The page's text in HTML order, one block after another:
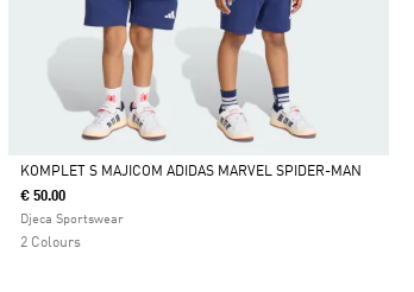
Da
KOMPLET S MAJICOM ADIDAS MARVEL SPIDER-MAN
€ 50.00
Djeca Sportswear
2 Colours